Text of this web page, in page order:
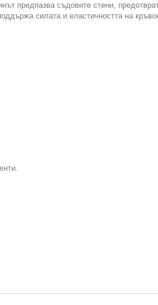
предпазва съдовите стени,
силата и еластичността на